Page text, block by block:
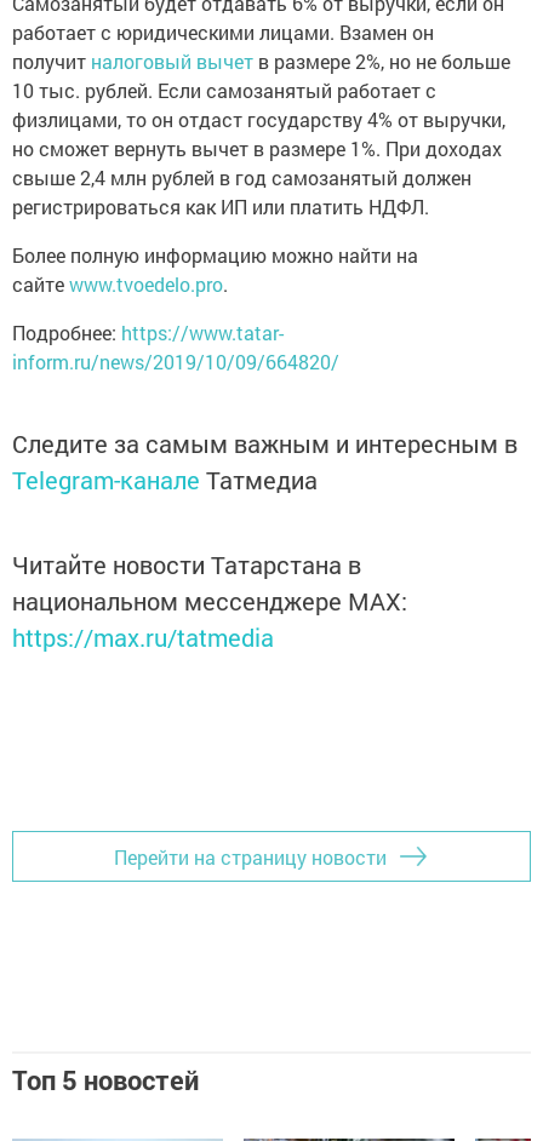
работает с юридическими лицами. Взамен он
получит налоговый вычет в размере 2%, но не больше
10 тыс. рублей. Если самозанятый работает с
физлицами, то он отдаст государству 4% от выручки,
но сможет вернуть вычет в размере 1%. При доходах
свыше 2,4 млн рублей в год самозанятый должен
регистрироваться как ИП или платить НДФЛ.
Более полную информацию можно найти на
сайтеwww.tvoedelo.pro.
Подробнее: https://www.tatar-
inform.ru/news/2019/10/09/664820/
Следите за самым важным и интересным в
Telegram-канале Татмедиа
Читайте новости Татарстана в
национальном мессенджере MАХ:
https://max.ru/tatmedia
Перейти на страницу новости
Топ 5 новостей